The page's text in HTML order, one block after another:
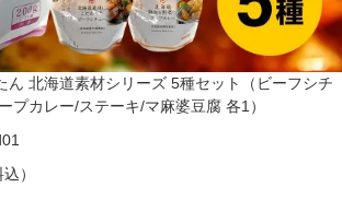
ん 北海道素材シリーズ 5種セット（ビーフシチ
プカレー/ステーキ/マ麻婆豆腐 各1）
）